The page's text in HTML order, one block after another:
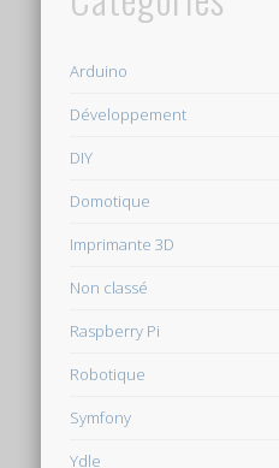
Arduino
Développement
DIY
Domotique
Imprimante 3D
Non classé
Raspberry Pi
Robotique
Symfony
Ydle